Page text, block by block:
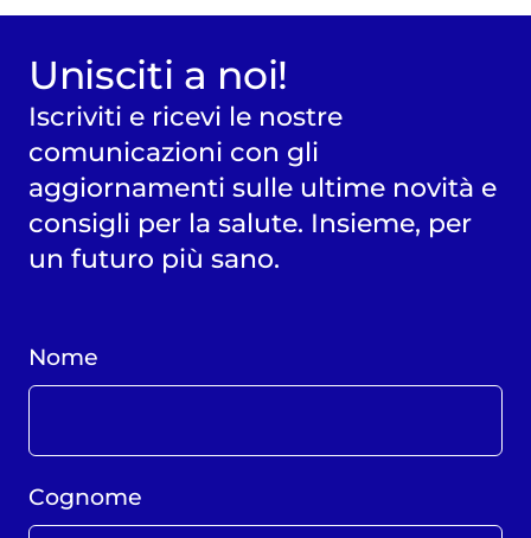
Unisciti a noi!
Iscriviti e ricevi le nostre
comunicazioni con gli
aggiornamenti sulle ultime novità e
consigli per la salute. Insieme, per
un futuro più sano.
Nome
Cognome